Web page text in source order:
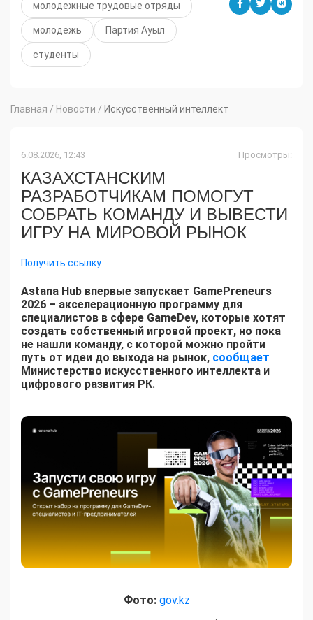
молодежные трудовые отряды
молодежь Партия Ауыл
студенты
Главная / Новости / Искусственный интеллект
6.08.2026, 12:43 Просмотры:
КАЗАХСТАНСКИМ
РАЗРАБОТЧИКАМ ПОМОГУТ
СОБРАТЬ КОМАНДУ И ВЫВЕСТИ
ИГРУ НА МИРОВОЙ РЫНОК
Получить ссылку
Astana Hub впервые запускает GamePreneurs
2026 – акселерационную программу для
специалистов в сфере GameDev, которые хотят
создать собственный игровой проект, но пока
не нашли команду, с которой можно пройти
путь от идеи до выхода на рынок, сообщает
Министерство искусственного интеллекта и
цифрового развития РК.
Фото: gov.kz